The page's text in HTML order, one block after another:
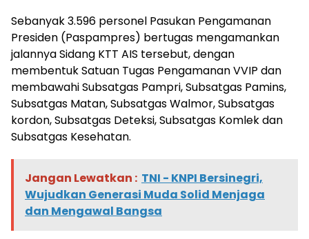
Sebanyak 3.596 personel Pasukan Pengamanan
Presiden (Paspampres) bertugas mengamankan
jalannya Sidang KTT AIS tersebut, dengan
membentuk Satuan Tugas Pengamanan VVIP dan
membawahi Subsatgas Pampri, Subsatgas Pamins,
Subsatgas Matan, Subsatgas Walmor, Subsatgas
kordon, Subsatgas Deteksi, Subsatgas Komlek dan
Subsatgas Kesehatan.
Jangan Lewatkan : TNI - KNPI Bersinegri,
Wujudkan Generasi Muda Solid Menjaga
dan Mengawal Bangsa